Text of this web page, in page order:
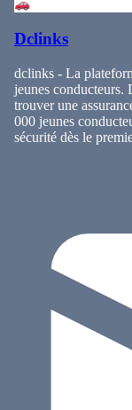
Dclinks
dclinks - La
jeunes conducteurs.
trouver une
000 jeunes
sécurité dès le